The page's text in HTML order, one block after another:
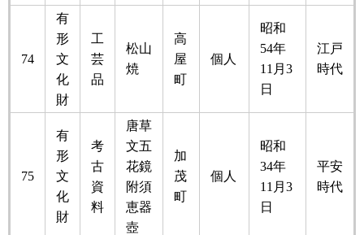
74
有
形
文
化
財
工
芸
品
松山
焼
高
屋
町
個人
昭和
54年
11月3
日
江戸
時代
75
有
形
文
化
財
考
古
資
料
唐草
文五
花鏡
附須
恵器
壺
加
茂
町
個人
昭和
34年
11月3
日
平安
時代